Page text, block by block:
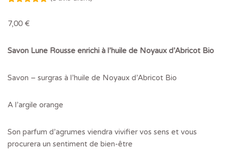
basé sur
7,00 €
Savon Lune Rousse enrichi à l’huile de Noyaux d’Abricot Bio
Savon – surgras à l’huile de Noyaux d’Abricot Bio
A l’argile orange
Son parfum d’agrumes viendra vivifier vos sens et vous
procurera un sentiment de bien-être